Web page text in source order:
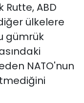
Rutte, ABD
ülkelere
gümrük
NATO'nun